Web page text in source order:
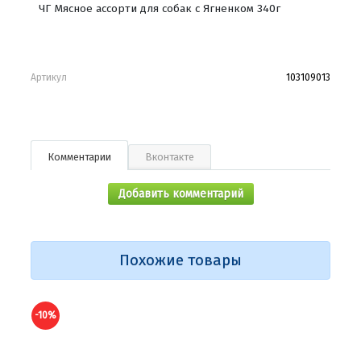
ЧГ Мясное ассорти для собак с Ягненком 340г
Артикул 103109013
Комментарии Вконтакте
Добавить комментарий
Похожие товары
-10%